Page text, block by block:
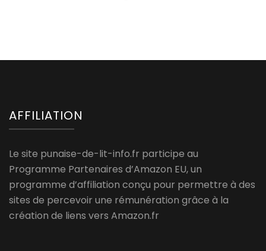
AFFILIATION
Le site punaise-de-lit-info.fr participe au
Programme Partenaires d’Amazon EU, un
programme d’affiliation conçu pour permettre à des
sites de percevoir une rémunération grâce à la
création de liens vers Amazon.fr